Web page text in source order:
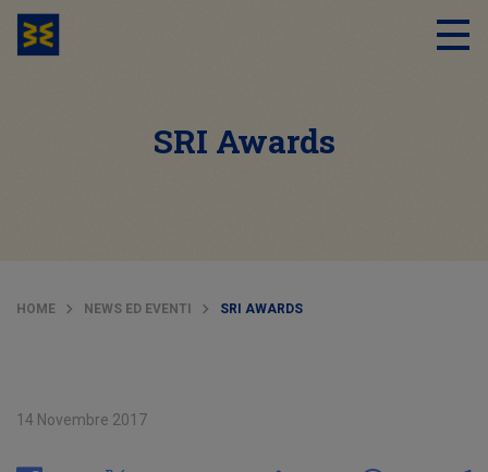
SRI Awards
HOME NEWS ED EVENTI SRI AWARDS
14 Novembre 2017